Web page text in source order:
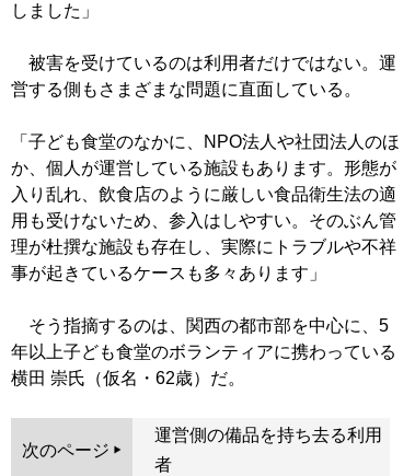
しました」
被害を受けているのは利用者だけではない。運
営する側もさまざまな問題に直面している。
「子ども食堂のなかに、NPO法人や社団法人のほ
か、個人が運営している施設もあります。形態が
入り乱れ、飲食店のように厳しい食品衛生法の適
用も受けないため、参入はしやすい。そのぶん管
理が杜撰な施設も存在し、実際にトラブルや不祥
事が起きているケースも多々あります」
そう指摘するのは、関西の都市部を中心に、5
年以上子ども食堂のボランティアに携わっている
横田 崇氏（仮名・62歳）だ。
次のページ
運営側の備品を持ち去る利用
者